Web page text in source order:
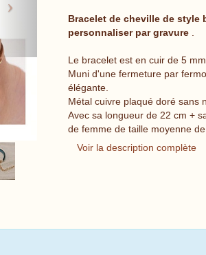
Bracelet de cheville de style
personnaliser par gravure
Le bracelet est en cuir de 5
Muni d'une fermeture par
élégante.
Métal cuivre plaqué doré sans
Avec sa longueur de 22 cm +
de femme de taille moyenne
Voir la description complète